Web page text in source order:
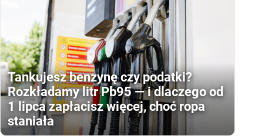
Tankujesz benzynę czy podatki?
Rozkładamy litr Pb95 — i dlaczego od
1 lipca zapłacisz więcej, choć ropa
staniała